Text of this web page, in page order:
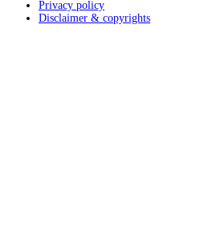
Privacy policy
Disclaimer & copyrights